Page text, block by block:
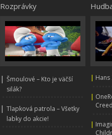
Rozprávky
| Šmoulové – Kto je väčší
silák?
| Tlapková patrola – Všetky
labky do akcie!
|
|
|